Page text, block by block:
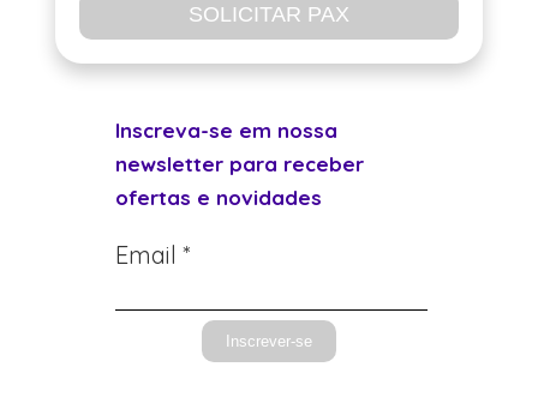
SOLICITAR PAX
Inscreva-se em nossa
newsletter para receber
ofertas e novidades
Email *
Inscrever-se